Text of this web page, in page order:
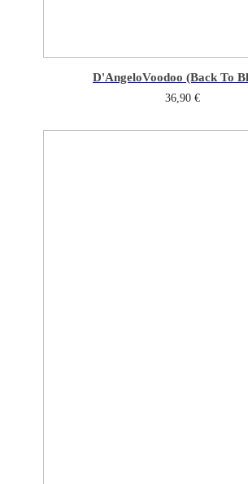
D'AngeloVoodoo (Back To
36,90 €